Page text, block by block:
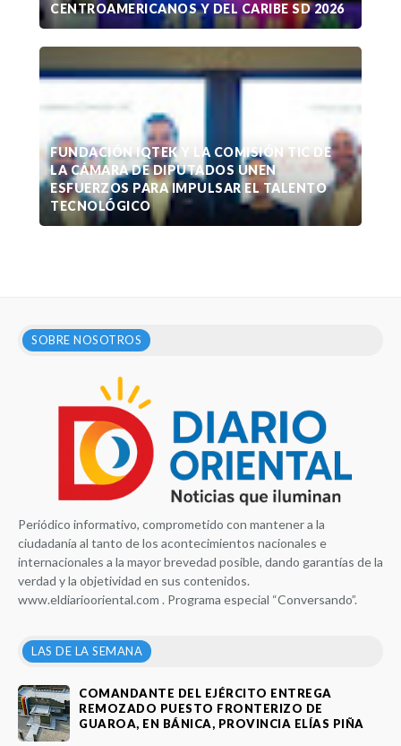
CENTROAMERICANOS Y DEL CARIBE SD 2026
FUNDACIÓN IQTEK Y LA COMISIÓN TIC DE
LA CÁMARA DE DIPUTADOS UNEN
ESFUERZOS PARA IMPULSAR EL TALENTO
TECNOLÓGICO
SOBRE NOSOTROS
Periódico informativo, comprometido con mantener a la
ciudadanía al tanto de los acontecimientos nacionales e
internacionales a la mayor brevedad posible, dando garantías de la
verdad y la objetividad en sus contenidos.
www.eldiariooriental.com . Programa especial “Conversando”.
LAS DE LA SEMANA
COMANDANTE DEL EJÉRCITO ENTREGA
REMOZADO PUESTO FRONTERIZO DE
GUAROA, EN BÁNICA, PROVINCIA ELÍAS PIÑA